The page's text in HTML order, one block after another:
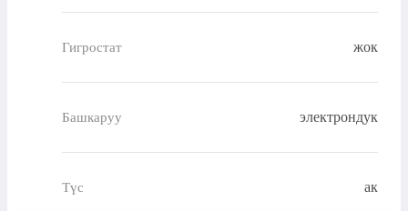
Гигростат жок
Башкаруу электрондук
Түс ак